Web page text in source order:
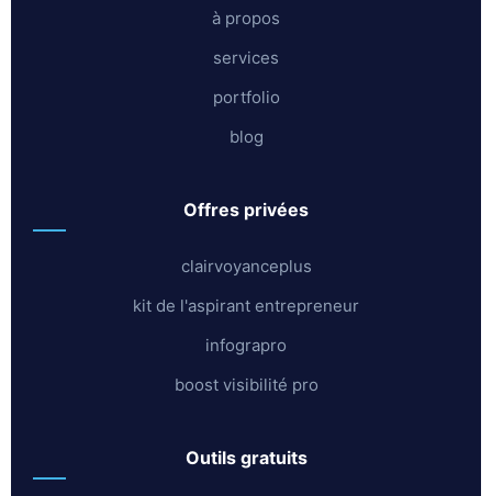
à propos
services
portfolio
blog
offres privées
clairvoyanceplus
kit de l'aspirant entrepreneur
infograpro
boost visibilité pro
outils gratuits